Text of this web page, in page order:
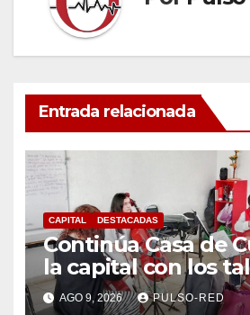
Entrada relacionada
CAPITAL DESTACADAS
Continúa Casa de
la capital con los
Danzas Polinesias y
AGO 9, 2026 PULSO-RED